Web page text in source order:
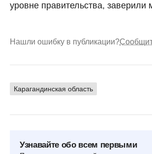
уровне правительства,
Нашли ошибку в публикации?
Карагандинская область
Узнавайте обо всем первыми